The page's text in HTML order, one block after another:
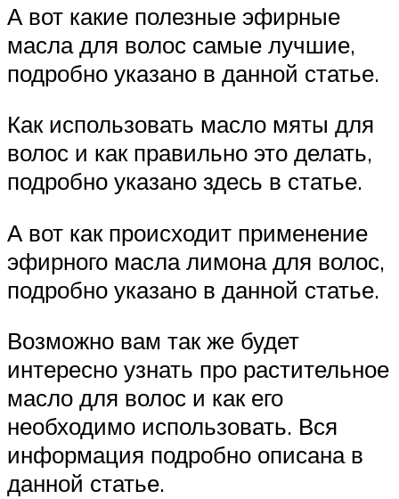
А вот какие полезные эфирные
масла для волос самые лучшие,
подробно указано в данной статье.
Как использовать масло мяты для
волос и как правильно это делать,
подробно указано здесь в статье.
А вот как происходит применение
эфирного масла лимона для волос,
подробно указано в данной статье.
Возможно вам так же будет
интересно узнать про растительное
масло для волос и как его
необходимо использовать. Вся
информация подробно описана в
данной статье.